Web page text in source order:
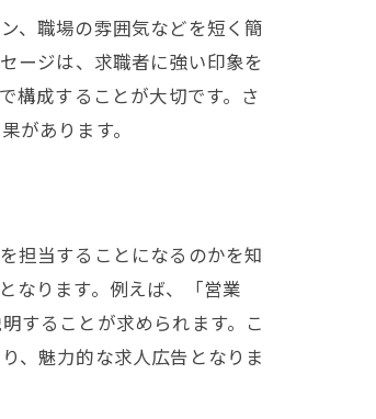
、職場の雰囲気などを短く簡
ージは、求職者に強い印象を
構成することが大切です。さ
があります。
担当することになるのかを知
なります。例えば、「営業
することが求められます。こ
、魅力的な求人広告となりま